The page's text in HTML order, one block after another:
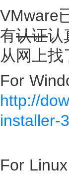
VMware
有认证认
从网上
For
http://
installer-
For